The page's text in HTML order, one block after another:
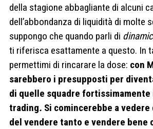
della stagione abbagliante di alcuni
dell’abbondanza di liquidità di molte
suppongo che quando parli di
ti riferisca esattamente a questo. In
permettimi di rincarare la dose: con
sarebbero i presupposti per
di quelle squadre
trading. Si comincerebbe a
del vendere tanto e vendere bene